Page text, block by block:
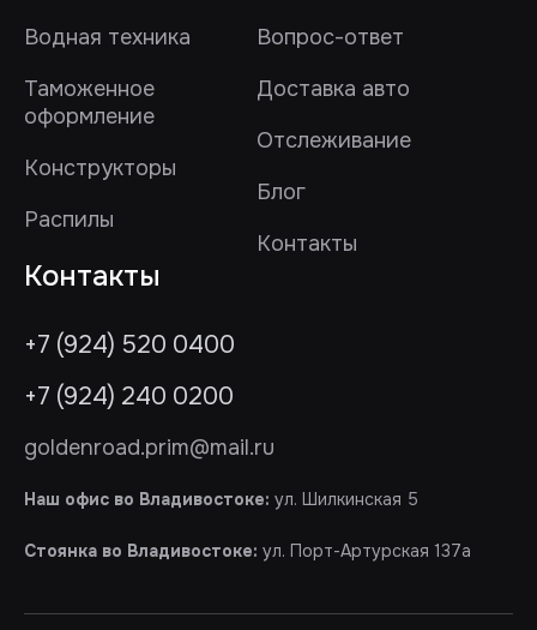
Водная техника
Таможенное
оформление
Конструкторы
Распилы
Вопрос-ответ
Доставка авто
Отслеживание
Блог
Контакты
Контакты
+7 (924) 520 0400
+7 (924) 240 0200
goldenroad.prim@mail.ru
Наш офис во Владивостоке: ул. Шилкинская 5
Стоянка во Владивостоке: ул. Порт-Артурская 137а